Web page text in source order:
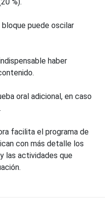
bloque puede oscilar
haber
oral adicional, en caso
facilita el programa de
con más detalle los
las actividades que